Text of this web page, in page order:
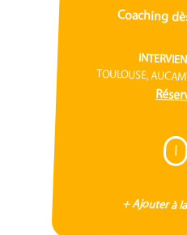
Coaching
TOULOUSE,
I
+ Ajouter à